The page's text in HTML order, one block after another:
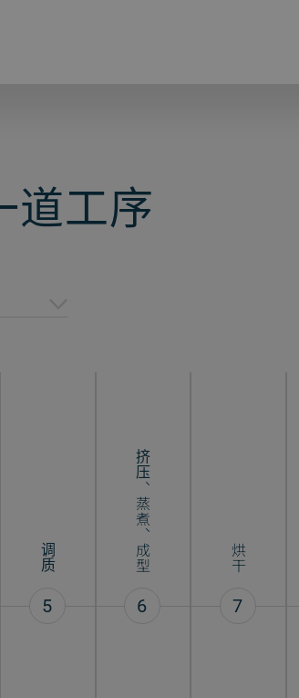
道工序
调质
5
挤压、蒸煮、成型
6
烘干
7